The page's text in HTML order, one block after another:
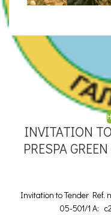
INVITATION
PRESPA
Invitation to Tender Ref.
05-501/1 A: